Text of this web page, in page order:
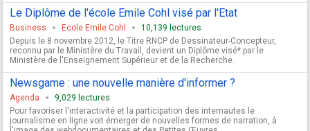
Le Diplôme de l'école Emile Cohl visé par l'Etat
Business Ecole Emile Cohl
10,139 lectures
Depuis le 8 novembre 2012, le Titre RNCP de Dessinateur-Concepteur,
reconnu par le Ministère du Travail, devient un Diplôme visé* par le
Ministère de l'Enseignement Supérieur et de la Recherche.
Newsgame : une nouvelle manière d'informer ?
Agenda
9,029 lectures
Pour favoriser l'interactivité et la participation des internautes le
journalisme en ligne voit émerger de nouvelles formes de narration, à